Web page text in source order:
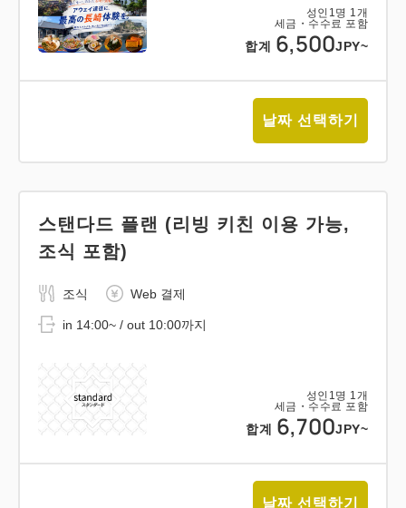
성인 1 명 1 개
세금・수수료 포함
합계 6,500JPY~
날짜 선택하기
성인 1 명 1 개
세금・수수료 포함
합계 6,700JPY~
스탠다드 플랜 (리빙 키친 이용 가능,
조식 포함)
조식 Web 결제
in 14:00~ / out 10:00까지
날짜 선택하기